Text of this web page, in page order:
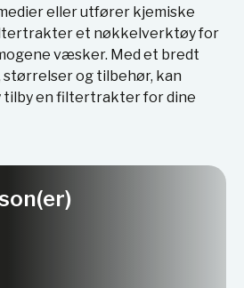
eller utfører kjemiske
et nøkkelverktøy for
væsker. Med et bredt
størrelser og tilbehør, kan
tilby en filtertrakter for dine